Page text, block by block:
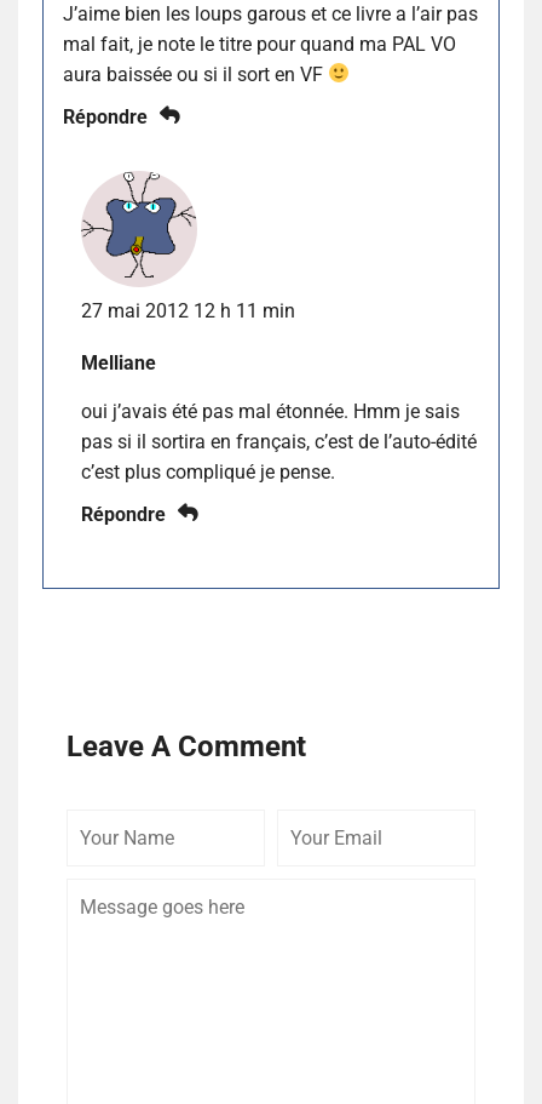
J’aime bien les loups garous et ce livre a l’air pas
mal fait, je note le titre pour quand ma PAL VO
aura baissée ou si il sort en VF
Répondre
27 mai 2012 12 h 11 min
Melliane
oui j’avais été pas mal étonnée. Hmm je sais
pas si il sortira en français, c’est de l’auto-édité
c’est plus compliqué je pense.
Répondre
Leave A Comment